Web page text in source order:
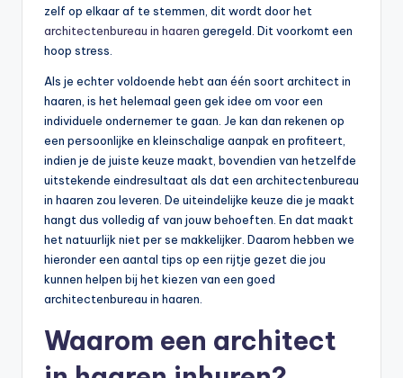
zelf op elkaar af te stemmen, dit wordt door het
architectenbureau in haaren geregeld. Dit voorkomt een
hoop stress.
Als je echter voldoende hebt aan één soort architect in
haaren, is het helemaal geen gek idee om voor een
individuele ondernemer te gaan. Je kan dan rekenen op
een persoonlijke en kleinschalige aanpak en profiteert,
indien je de juiste keuze maakt, bovendien van hetzelfde
uitstekende eindresultaat als dat een architectenbureau
in haaren zou leveren. De uiteindelijke keuze die je maakt
hangt dus volledig af van jouw behoeften. En dat maakt
het natuurlijk niet per se makkelijker. Daarom hebben we
hieronder een aantal tips op een rijtje gezet die jou
kunnen helpen bij het kiezen van een goed
architectenbureau in haaren.
Waarom een architect